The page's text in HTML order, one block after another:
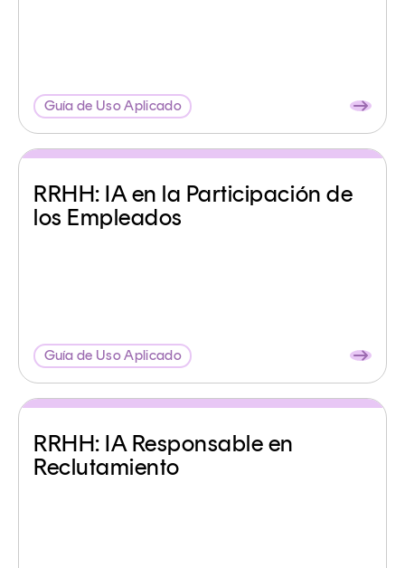
Guía de Uso Aplicado
RRHH: IA en la Participación de
los Empleados
Guía de Uso Aplicado
RRHH: IA Responsable en
Reclutamiento